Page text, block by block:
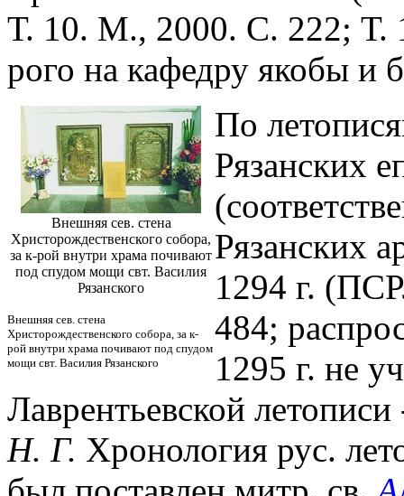
Т. 10. М., 2000. С. 222; Т.
рого на кафедру якобы и
Внешняя сев. стена
Христорождественского собора,
за к-рой внутри храма почивают
под спудом мощи свт. Василия
Рязанского
Внешняя сев. стена
Христорождественского собора, за к-
рой внутри храма почивают под спудом
мощи свт. Василия Рязанского
По
Рязанских
Рязанских
1294 г.
484;
1295 г. не
Лаврентьевской
Н. Г. Хронология рус.